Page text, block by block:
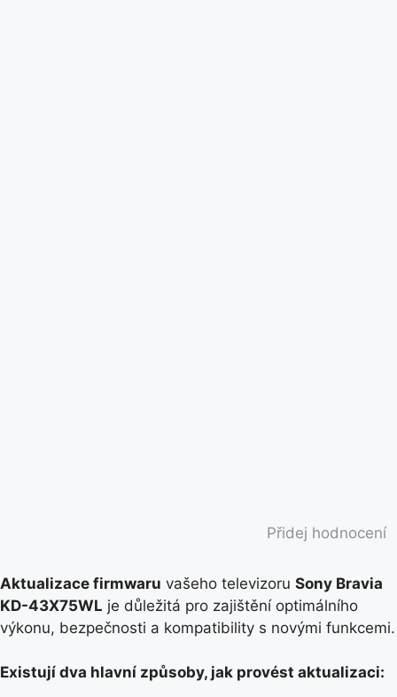
Přidej hodnocení
Aktualizace firmwaru vašeho televizoru Sony Bravia
KD-43X75WL je důležitá pro zajištění optimálního
výkonu, bezpečnosti a kompatibility s novými funkcemi.
Existují dva hlavní způsoby, jak provést aktualizaci: